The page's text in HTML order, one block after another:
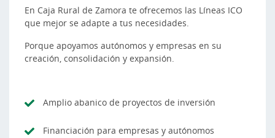
En Caja Rural de Zamora te ofrecemos las Líneas ICO
que mejor se adapte a tus necesidades.
Porque apoyamos autónomos y empresas en su
creación, consolidación y expansión.
Amplio abanico de proyectos de inversión
Financiación para empresas y autónomos